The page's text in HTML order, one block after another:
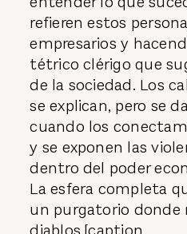
refieren estos
empresarios y
tétrico clérigo que
de la sociedad. Los
se explican, pero se
cuando los
y se exponen las
dentro del poder
La esfera completa
un purgatorio donde